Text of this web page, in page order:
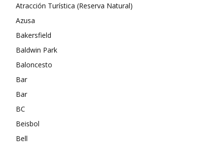
Atracción Turística (Reserva Natural)
Azusa
Bakersfield
Baldwin Park
Baloncesto
Bar
Bar
BC
Beisbol
Bell